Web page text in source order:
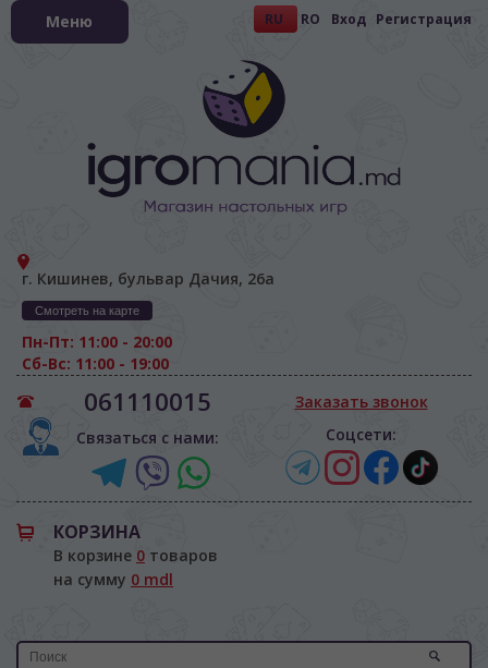
RU RO Вход Регистрация
г. Кишинев, бульвар Дачия, 26а
Смотреть на карте
Пн-Пт: 11:00 - 20:00
Сб-Вс: 11:00 - 19:00
061110015
Связаться с нами:
Заказать звонок
Соцсети:
КОРЗИНА
В корзине 0 товаров
на сумму 0 mdl
Меню